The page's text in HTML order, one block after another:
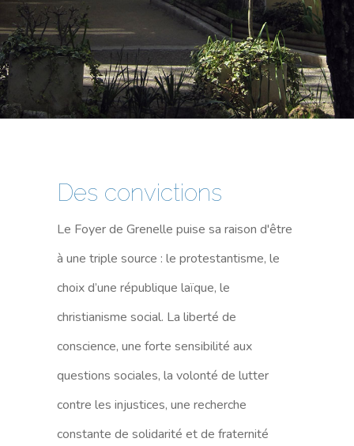
Des convictions
Le Foyer de Grenelle puise sa raison d'être
à une triple source : le protestantisme, le
choix d’une république laïque, le
christianisme social. La liberté de
conscience, une forte sensibilité aux
questions sociales, la volonté de lutter
contre les injustices, une recherche
constante de solidarité et de fraternité